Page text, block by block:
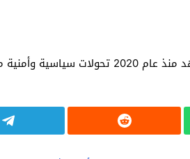
وتأتي هذه التطورات في وقت تتواصل فيه التحذيرات من اتساع